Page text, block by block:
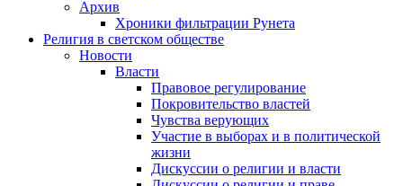
Архив
Хроники фильтрации Рунета
Религия в светском обществе
Новости
Власти
Правовое регулирование
Покровительство властей
Чувства верующих
Участие в выборах и в политической
жизни
Дискуссии о религии и власти